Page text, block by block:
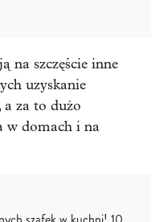
na szczęście inne
uzyskanie
za to dużo
w domach i na